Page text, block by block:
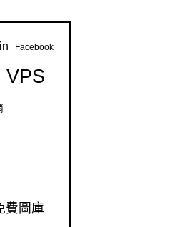
Facebook
VPS
費圖庫